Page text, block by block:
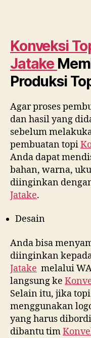
Konveksi
Jatake
Produksi
Agar proses
dan hasil yang
sebelum
pembuatan topi
Anda dapat
bahan, warna,
diinginkan
Jatake.
Desain
Anda bisa
diinginkan
Jatake melalui
langsung ke
Selain itu, jika
menggunakan
yang harus
dibantu tim